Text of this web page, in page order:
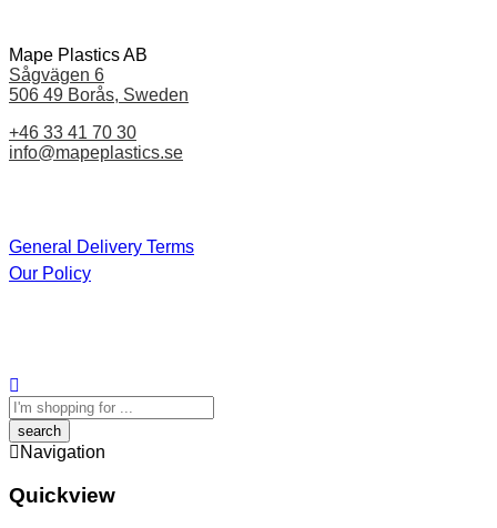
Mape Plastics AB
Sågvägen 6
506 49 Borås, Sweden
+46 33 41 70 30
info@mapeplastics.se
General Delivery Terms
Our Policy
Search
here
Navigation
Quickview